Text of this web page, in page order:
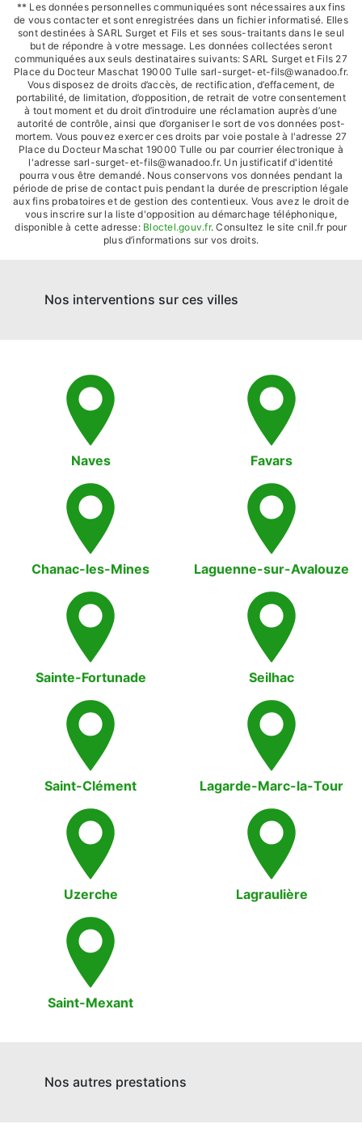
** Les données personnelles communiquées sont nécessaires aux fins
de vous contacter et sont enregistrées dans un fichier informatisé. Elles
sont destinées à SARL Surget et Fils et ses sous-traitants dans le seul
but de répondre à votre message. Les données collectées seront
communiquées aux seuls destinataires suivants: SARL Surget et Fils 27
Place du Docteur Maschat 19000 Tulle sarl-surget-et-fils@wanadoo.fr.
Vous disposez de droits d’accès, de rectification, d’effacement, de
portabilité, de limitation, d’opposition, de retrait de votre consentement
à tout moment et du droit d’introduire une réclamation auprès d’une
autorité de contrôle, ainsi que d’organiser le sort de vos données post-
mortem. Vous pouvez exercer ces droits par voie postale à l'adresse 27
Place du Docteur Maschat 19000 Tulle ou par courrier électronique à
l'adresse sarl-surget-et-fils@wanadoo.fr. Un justificatif d'identité
pourra vous être demandé. Nous conservons vos données pendant la
période de prise de contact puis pendant la durée de prescription légale
aux fins probatoires et de gestion des contentieux. Vous avez le droit de
vous inscrire sur la liste d'opposition au démarchage téléphonique,
disponible à cette adresse: Bloctel.gouv.fr. Consultez le site cnil.fr pour
plus d’informations sur vos droits.
Nos interventions sur ces villes
Naves Favars
Chanac-les-Mines Laguenne-sur-Avalouze
Sainte-Fortunade Seilhac
Saint-Clément Lagarde-Marc-la-Tour
Uzerche Lagraulière
Saint-Mexant
Nos autres prestations